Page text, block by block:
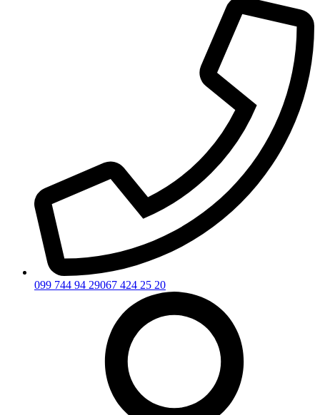
099 744 94 29067 424 25 20